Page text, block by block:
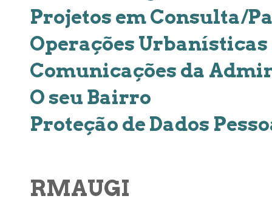
Projetos em Consulta/
Operações Urbanísticas
Comunicações da
O seu Bairro
Proteção de Dados
RMAUGI